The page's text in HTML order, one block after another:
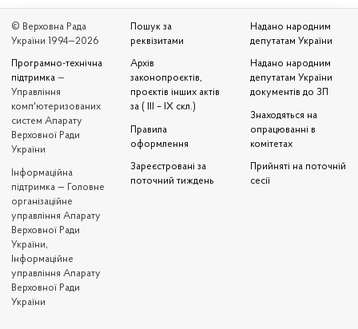
© Верховна Рада
України 1994—2026
Програмно-технічна
підтримка —
Управління
комп'ютеризованих
систем Апарату
Верховної Ради
України
Iнформаційна
підтримка — Головне
організаційне
управління Апарату
Верховної Ради
України,
Інформаційне
управління Апарату
Верховної Ради
України
Пошук за
реквізитами
Архів
законопроєктів,
проєктів інших актів
за ( III – IX скл.)
Правила
оформлення
Зареєстровані за
поточний тиждень
Надано народним
депутатам України
Надано народним
депутатам України
документів до ЗП
Знаходяться на
опрацюванні в
комітетах
Прийняті на поточній
сесії